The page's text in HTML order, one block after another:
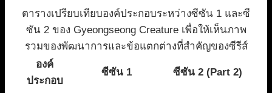
ตารางเปรียบเทียบองค์ประกอบระหว่างซีซัน 1 และซี
ซัน 2 ของ Gyeongseong Creature เพื่อให้เห็นภาพ
รวมของพัฒนาการและข้อแตกต่างที่สำคัญของซีรีส์
องค์
ประกอบ
ซีซัน 1 ซีซัน 2 (Part 2)